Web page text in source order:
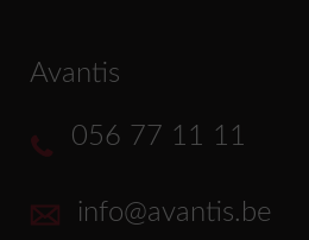
Avantis
056 77 11 11
info@avantis.be